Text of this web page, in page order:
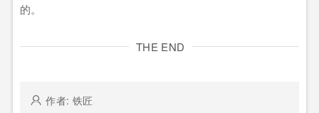
的。
THE END
作者: 铁匠